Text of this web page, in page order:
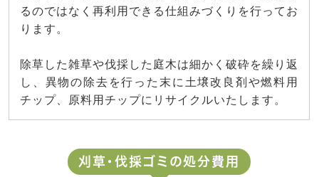
るのではなく再利用できる仕組みづくりを行ってお
ります。
除草した雑草や伐採した庭木は細かく破砕を繰り返
し、異物の除去を行った末に土壌改良剤や燃料用
チップ、原料用チップにリサイクルいたします。
刈草・伐採ゴミの処分費用